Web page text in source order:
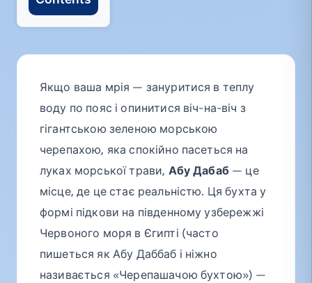
Якщо ваша мрія — зануритися в теплу
воду по пояс і опинитися віч-на-віч з
гігантською зеленою морською
черепахою, яка спокійно пасеться на
луках морської трави, Абу Дабаб— це
місце, де це стає реальністю. Ця бухта у
формі підкови на південному узбережжі
Червоного моря в Єгипті (часто
пишеться як Абу Даббаб і ніжно
називається «Черепашачою бухтою») —